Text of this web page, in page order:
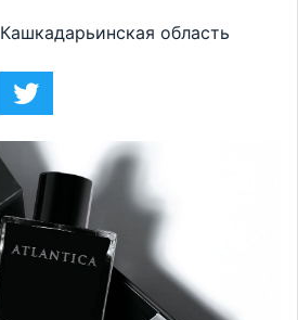
Кашкадарьинская область